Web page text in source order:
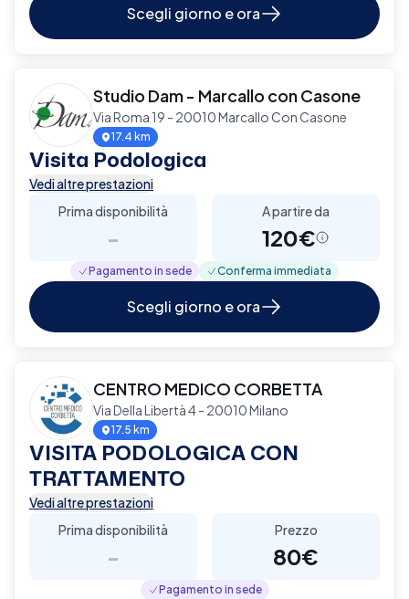
Scegli giorno e ora
Studio Dam - Marcallo con Casone
Via Roma 19 - 20010 Marcallo Con Casone
17.4 km
Visita Podologica
Vedi altre prestazioni
Prima disponibilità
-
A partire da
120€
Pagamento in sede Conferma immediata
Scegli giorno e ora
CENTRO MEDICO CORBETTA
Via Della Libertà 4 - 20010 Milano
17.5 km
VISITA PODOLOGICA CON
TRATTAMENTO
Vedi altre prestazioni
Prima disponibilità
-
Prezzo
80€
Pagamento in sede